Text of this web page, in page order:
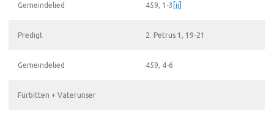
Gemeindelied 459, 1-3 [ii]
Predigt 2. Petrus 1, 19-21
Gemeindelied 459, 4-6
Fürbitten + Vaterunser